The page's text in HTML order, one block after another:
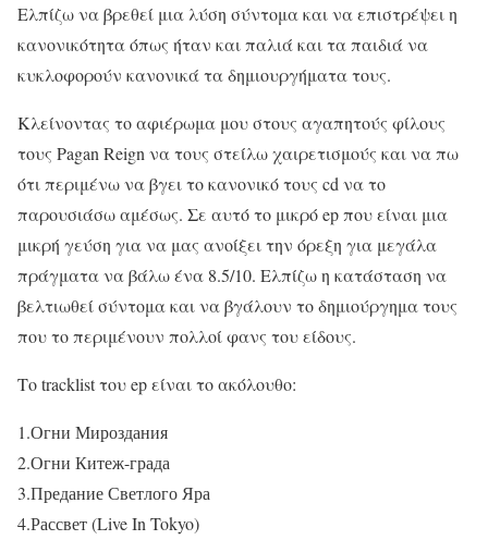
Ελπίζω να βρεθεί μια λύση σύντομα και να επιστρέψει η
κανονικότητα όπως ήταν και παλιά και τα παιδιά να
κυκλοφορούν κανονικά τα δημιουργήματα τους.
Κλείνοντας το αφιέρωμα μου στους αγαπητούς φίλους
τους Pagan Reign να τους στείλω χαιρετισμούς και να πω
ότι περιμένω να βγει το κανονικό τους cd να το
παρουσιάσω αμέσως. Σε αυτό το μικρό ep που είναι μια
μικρή γεύση για να μας ανοίξει την όρεξη για μεγάλα
πράγματα να βάλω ένα 8.5/10. Ελπίζω η κατάσταση να
βελτιωθεί σύντομα και να βγάλουν το δημιούργημα τους
που το περιμένουν πολλοί φανς του είδους.
Το tracklist του ep είναι το ακόλουθο:
1.Огни Мироздания
2.Огни Китеж-града
3.Предание Светлого Яра
4.Рассвет (Live In Tokyo)